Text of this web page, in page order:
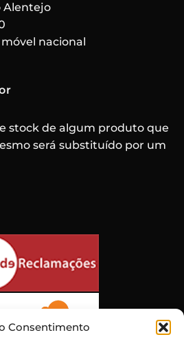
Consentimento
Alentejo
nacional
stock de algum produto que
será substituído por um